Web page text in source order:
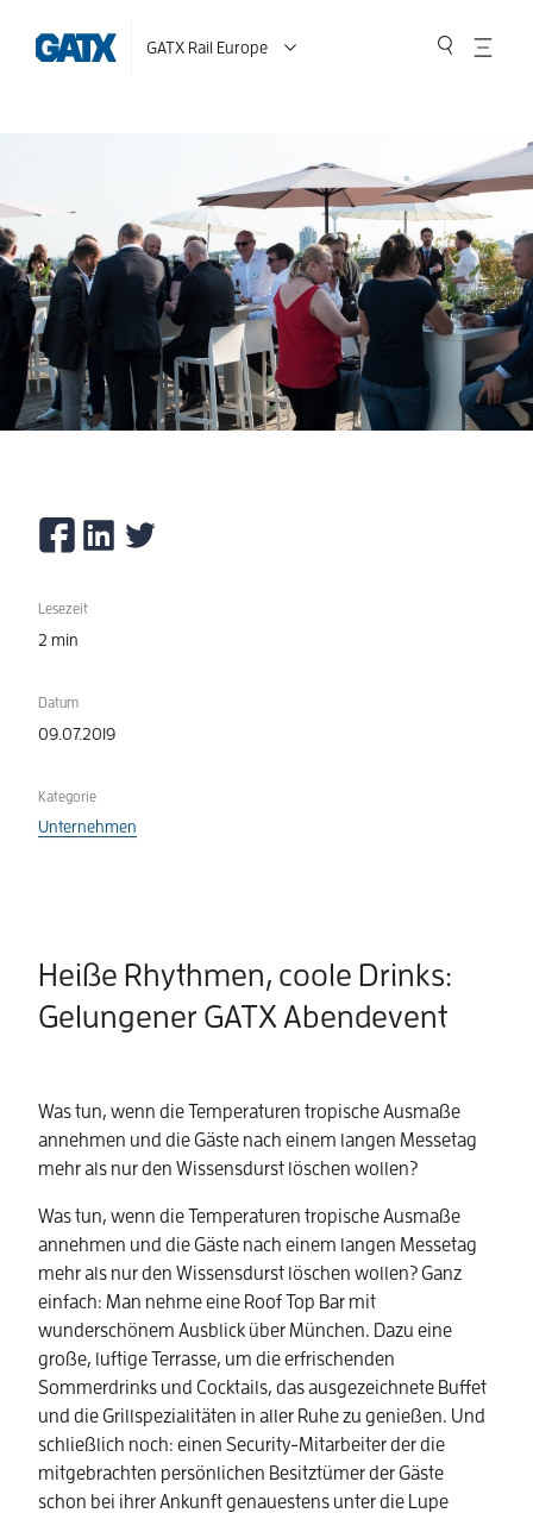
GATX Rail Europe
Lesezeit
2 min
Datum
09.07.2019
Kategorie
Unternehmen
Heiße Rhythmen, coole Drinks:
Gelungener GATX Abendevent
Was tun, wenn die Temperaturen tropische Ausmaße
annehmen und die Gäste nach einem langen Messetag
mehr als nur den Wissensdurst löschen wollen?
Was tun, wenn die Temperaturen tropische Ausmaße
annehmen und die Gäste nach einem langen Messetag
mehr als nur den Wissensdurst löschen wollen? Ganz
einfach: Man nehme eine Roof Top Bar mit
wunderschönem Ausblick über München. Dazu eine
große, luftige Terrasse, um die erfrischenden
Sommerdrinks und Cocktails, das ausgezeichnete Buffet
und die Grillspezialitäten in aller Ruhe zu genießen. Und
schließlich noch: einen Security-Mitarbeiter der die
mitgebrachten persönlichen Besitztümer der Gäste
schon bei ihrer Ankunft genauestens unter die Lupe